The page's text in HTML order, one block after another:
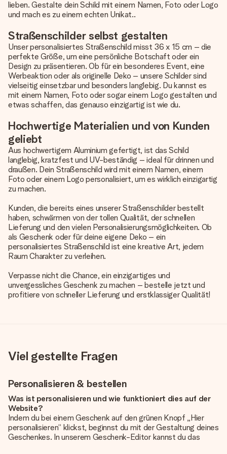
lieben. Gestalte dein Schild mit einem Namen, Foto oder Logo
und mach es zu einem echten Unikat..
Straßenschilder selbst gestalten
Unser personalisiertes Straßenschild misst 36 x 15 cm – die
perfekte Größe, um eine persönliche Botschaft oder ein
Design zu präsentieren. Ob für ein besonderes Event, eine
Werbeaktion oder als originelle Deko – unsere Schilder sind
vielseitig einsetzbar und besonders langlebig. Du kannst es
mit einem Namen, Foto oder sogar einem Logo gestalten und
etwas schaffen, das genauso einzigartig ist wie du.
Hochwertige Materialien und von Kunden
geliebt
Aus hochwertigem Aluminium gefertigt, ist das Schild
langlebig, kratzfest und UV-beständig – ideal für drinnen und
draußen. Dein Straßenschild wird mit einem Namen, einem
Foto oder einem Logo personalisiert, um es wirklich einzigartig
zu machen.
Kunden, die bereits eines unserer Straßenschilder bestellt
haben, schwärmen von der tollen Qualität, der schnellen
Lieferung und den vielen Personalisierungsmöglichkeiten. Ob
als Geschenk oder für deine eigene Deko – ein
personalisiertes Straßenschild ist eine kreative Art, jedem
Raum Charakter zu verleihen.
Verpasse nicht die Chance, ein einzigartiges und
unvergessliches Geschenk zu machen – bestelle jetzt und
profitiere von schneller Lieferung und erstklassiger Qualität!
Viel gestellte Fragen
Personalisieren & bestellen
Was ist personalisieren und wie funktioniert dies auf der
Website?
Indem du bei einem Geschenk auf den grünen Knopf „Hier
personalisieren“ klickst, beginnst du mit der Gestaltung deines
Geschenkes. In unserem Geschenk-Editor kannst du das